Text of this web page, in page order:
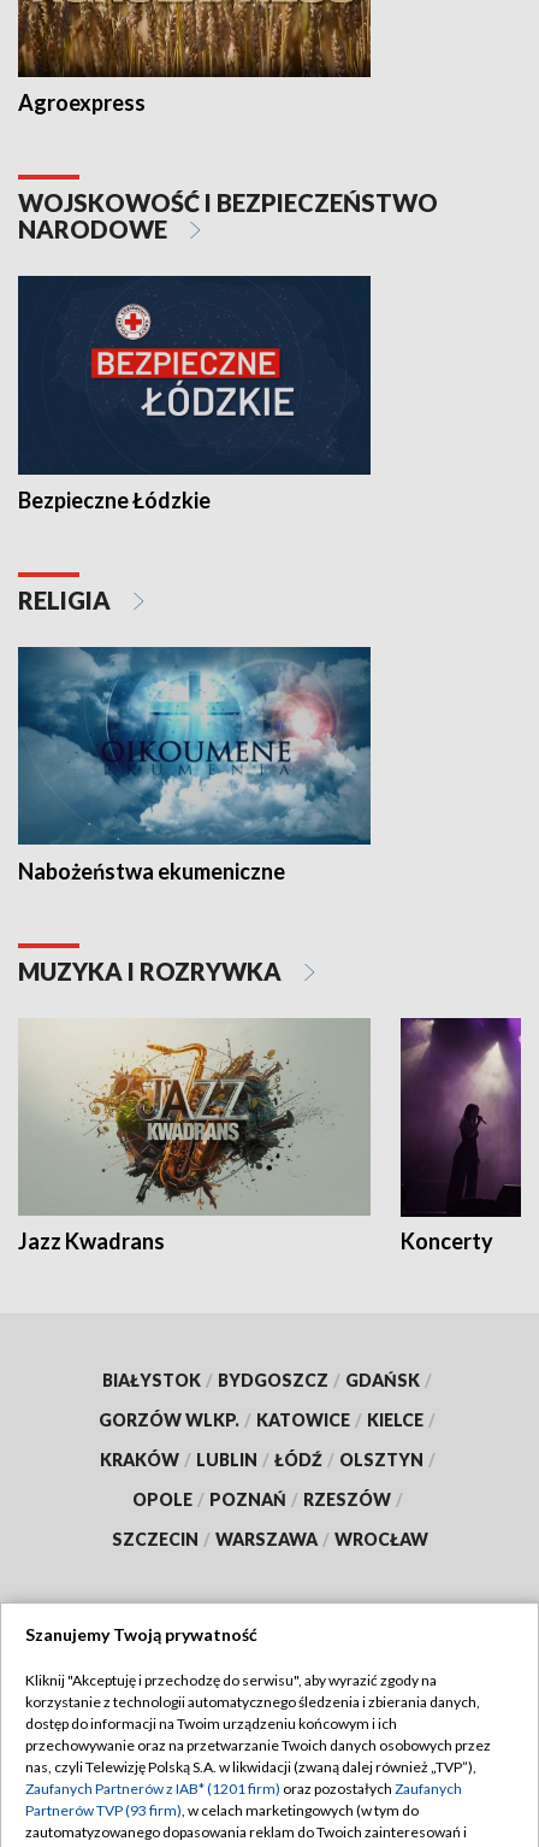
Agroexpress
WOJSKOWOŚĆ I BEZPIECZEŃSTWO
NARODOWE
Bezpieczne Łódzkie
RELIGIA
Nabożeństwa ekumeniczne
MUZYKA I ROZRYWKA
Jazz Kwadrans Koncerty
BIAŁYSTOK / BYDGOSZCZ / GDAŃSK /
GORZÓW WLKP. / KATOWICE / KIELCE /
KRAKÓW / LUBLIN / ŁÓDŹ / OLSZTYN /
OPOLE / POZNAŃ / RZESZÓW /
SZCZECIN / WARSZAWA / WROCŁAW
TVP
Abonament TVP
Emisja w TVP
Centrum informacji TVP
Regulamin TVP
Polityka prywatności
Moje zgody
Szanujemy Twoją prywatność
Kliknij "Akceptuję i przechodzę do serwisu", aby wyrazić zgody na
korzystanie z technologii automatycznego śledzenia i zbierania danych,
dostęp do informacji na Twoim urządzeniu końcowym i ich
przechowywanie oraz na przetwarzanie Twoich danych osobowych przez
nas, czyli Telewizję Polską S.A. w likwidacji (zwaną dalej również „TVP”),
Zaufanych Partnerów z IAB* (1201 firm) oraz pozostałych Zaufanych
Partnerów TVP (93 firm), w celach marketingowych (w tym do
zautomatyzowanego dopasowania reklam do Twoich zainteresowań i